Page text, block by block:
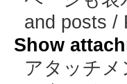
and posts /
Show
アタッチメ